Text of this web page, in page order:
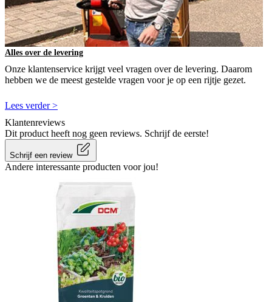
Alles over de levering
Onze klantenservice krijgt veel vragen over de levering. Daarom
hebben we de meest gestelde vragen voor je op een rijtje gezet.
Lees verder >
Klantenreviews
Dit product heeft nog geen reviews. Schrijf de eerste!
Schrijf een review
Andere interessante producten voor jou!